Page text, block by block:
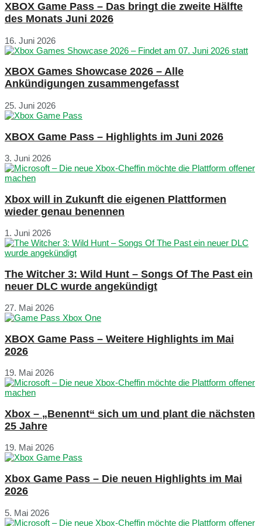
XBOX Game Pass – Das bringt die zweite Hälfte
des Monats Juni 2026
16. Juni 2026
XBOX Games Showcase 2026 – Alle
Ankündigungen zusammengefasst
25. Juni 2026
XBOX Game Pass – Highlights im Juni 2026
3. Juni 2026
Xbox will in Zukunft die eigenen Plattformen
wieder genau benennen
1. Juni 2026
The Witcher 3: Wild Hunt – Songs Of The Past ein
neuer DLC wurde angekündigt
27. Mai 2026
XBOX Game Pass – Weitere Highlights im Mai
2026
19. Mai 2026
Xbox – „Benennt“ sich um und plant die nächsten
25 Jahre
19. Mai 2026
Xbox Game Pass – Die neuen Highlights im Mai
2026
5. Mai 2026